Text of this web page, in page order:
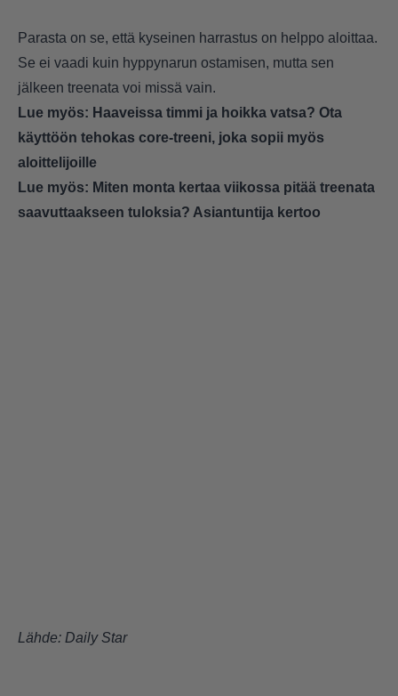
Parasta on se, että kyseinen harrastus on helppo aloittaa.
Se ei vaadi kuin hyppynarun ostamisen, mutta sen
jälkeen treenata voi missä vain.
Lue myös: Haaveissa timmi ja hoikka vatsa? Ota
käyttöön tehokas core-treeni, joka sopii myös
aloittelijoille
Lue myös: Miten monta kertaa viikossa pitää treenata
saavuttaakseen tuloksia? Asiantuntija kertoo
Lähde: Daily Star